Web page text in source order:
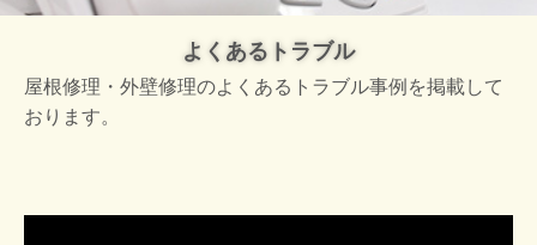
よくあるトラブル
屋根修理・外壁修理のよくあるトラブル事例を掲載して
おります。